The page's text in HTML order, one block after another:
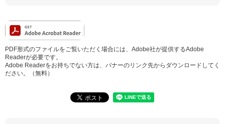
PDF形式のファイルをご覧いただく場合には、Adobe社が提供するAdobe
Readerが必要です。
Adobe Readerをお持ちでない方は、バナーのリンク先からダウンロードしてく
ださい。（無料）